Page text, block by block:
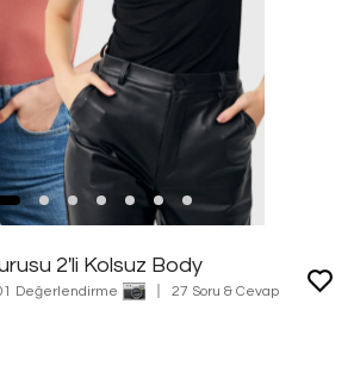
2'li Kolsuz Body
Değerlendirme 27 Soru & Cevap